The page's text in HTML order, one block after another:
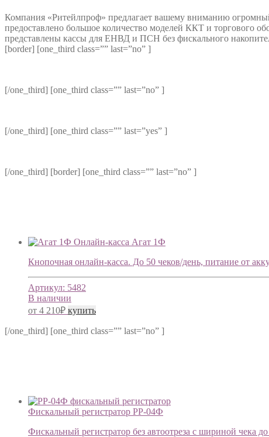
Компания «Ритейлпроф» предлагает вашему вниманию
предоставлено большое количество моделей ККТ и торгового
представлены кассы для ЕНВД и ПСН без фискального
[border] [one_third class=”” last=”no” ]
[/one_third] [one_third class=”” last=”no” ]
[/one_third] [one_third class=”” last=”yes” ]
[/one_third] [border] [one_third class=”” last=”no” ]
Онлайн-касса Агат 1Ф
Кнопочная онлайн-касса. До 50 чеков/день, питание от
Артикул: 5482
В наличии
от 4 210₽ купить
[/one_third] [one_third class=”” last=”no” ]
Фискальный регистратор РР-04Ф
Фискальный регистратор без автоотреза с шириной чека